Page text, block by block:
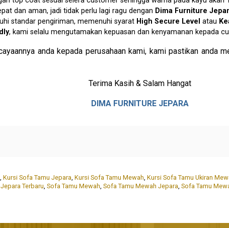
dan aman, jadi tidak perlu lagi ragu dengan Dima Furniture
standar pengiriman, memenuhi syarat High Secure Level atau
, kami selalu mengutamakan kepuasan dan kenyamanan kepada
anda kepada perusahaan kami, kami pastikan anda
Terima Kasih & Salam Hangat
DIMA FURNITURE JEPARA
Kursi Sofa Tamu Jepara Kursi Sofa Tamu Mewah Kursi Sofa Tamu Ukiran
Terbaru Sofa Tamu Mewah Sofa Tamu Mewah Jepara Sofa Tamu